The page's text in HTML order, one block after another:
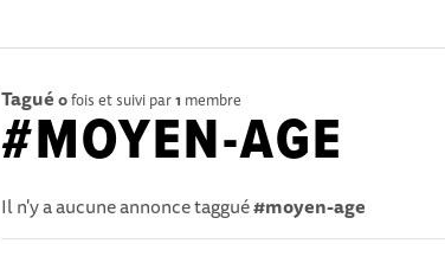
Tagué 0fois et suivi par1 membre
#MOYEN-AGE
Il n'y a aucune annonce taggué#moyen-age